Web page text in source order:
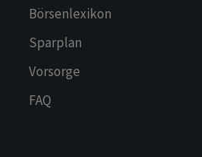
Börsenlexikon
Sparplan
Vorsorge
FAQ